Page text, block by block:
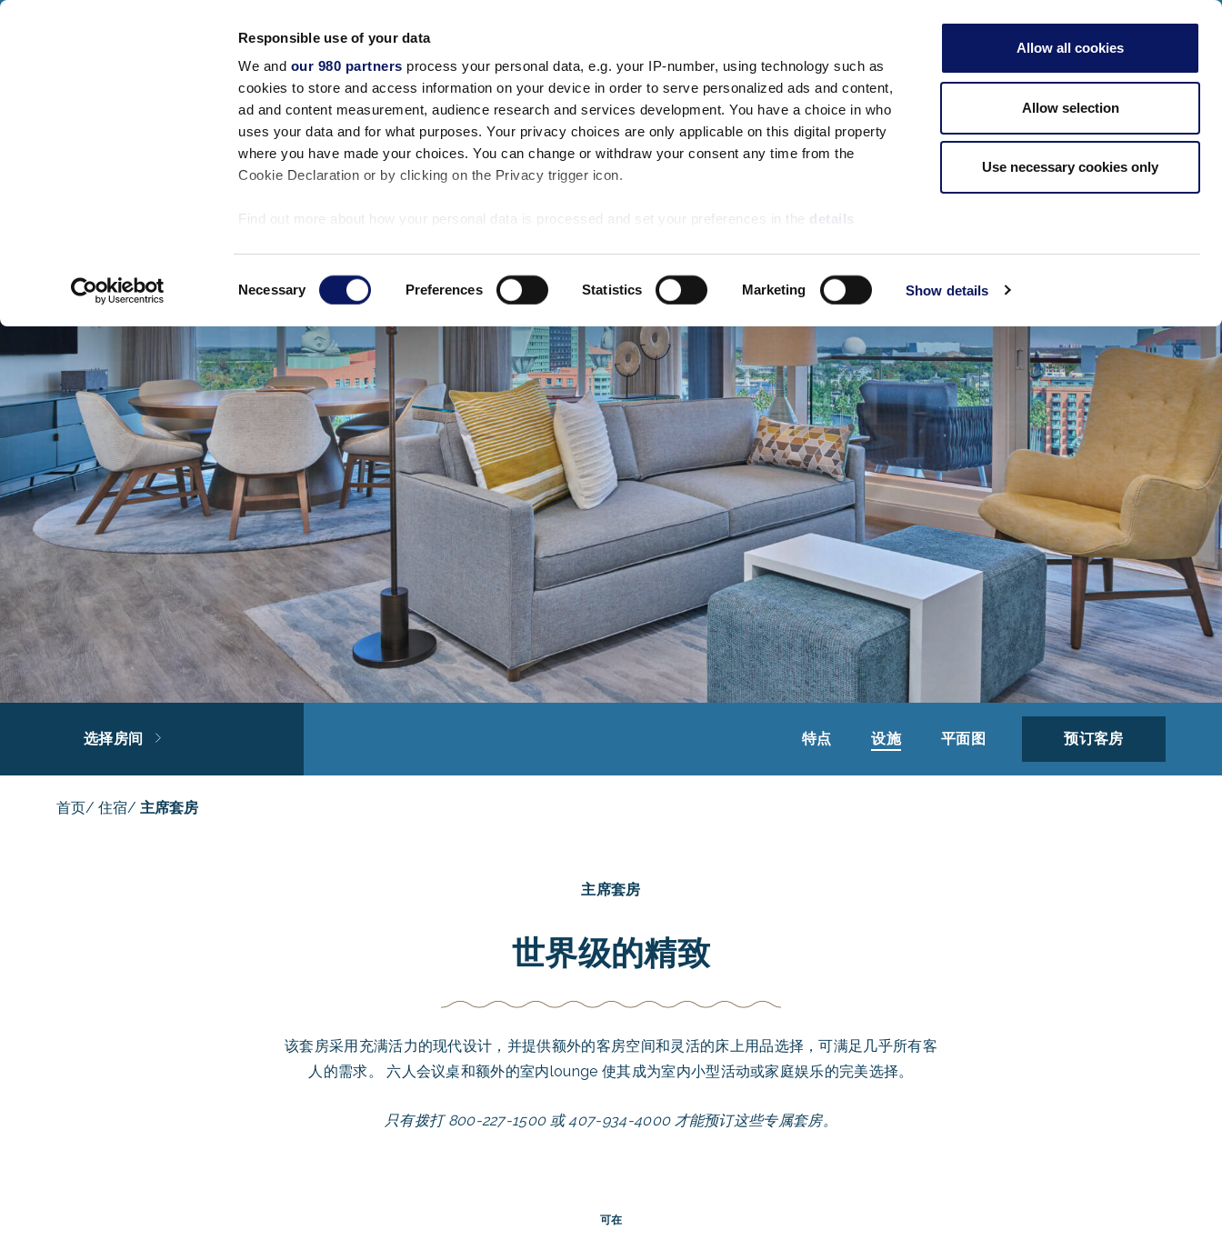
Responsible use of your data
We and our 980 partners process your personal data, e.g. your IP-number, using technology such as
cookies to store and access information on your device in order to serve personalized ads and content,
ad and content measurement, audience research and services development. You have a choice in who
uses your data and for what purposes. Your privacy choices are only applicable on this digital property
where you have made your choices. You can change or withdraw your consent any time from the
Cookie Declaration or by clicking on the Privacy trigger icon.
Find out more about how your personal data is processed and set your preferences in the
details
We use cookies to personalise content and ads, to provide social media features and to analyse our
traffic. We also share information about your use of our site with our social media, advertising and
analytics partners who may combine it with other information that you’ve provided to them or that
they’ve collected from your use of their services.
Selection
Necessary Preferences Statistics Marketing Show details
Allow all cookies
Allow selection
Use necessary cookies only
特别优惠 会议与活动 更多信息 立即预订
7 Fri
8 Sat
查询可用性 关闭
选择房间 特点 设施 平面图 预订客房
首页/ 住宿/ 主席套房
主席套房
世界级的精致
该套房采用充满活力的现代设计，并提供额外的客房空间和灵活的床上用品选择，可满足几乎所有客
人的需求。 六人会议桌和额外的室内lounge 使其成为室内小型活动或家庭娱乐的完美选择。
只有拨打 800-227-1500 或 407-934-4000 才能预订这些专属套房。
可在